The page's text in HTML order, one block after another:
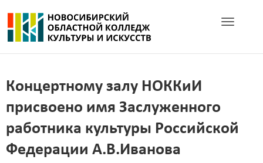
Toggle
Концертному залу НОККиИ
присвоено имя Заслуженного
работника культуры Российской
Федерации А.В.Иванова